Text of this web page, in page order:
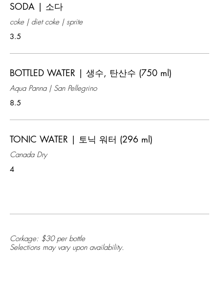
SODA | 소다
coke | diet coke | sprite
3.5
BOTTLED WATER | 생수, 탄산수 (750 ml)
Aqua Panna | San Pellegrino
8.5
TONIC WATER | 토닉 워터 (296 ml)
Canada Dry
4
Corkage: $30 per bottle
Selections may vary upon availability.